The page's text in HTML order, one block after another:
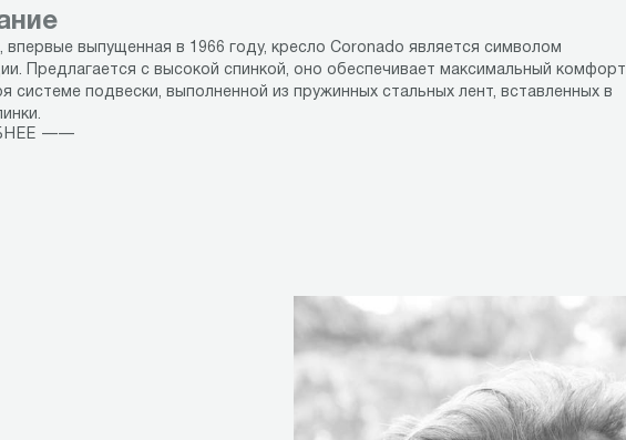
впервые выпущенная в 1966 году, кресло Coronado является символом
Предлагается с высокой спинкой, оно обеспечивает максимальный комфорт
системе подвески, выполненной из пружинных стальных лент, вставленных в
——